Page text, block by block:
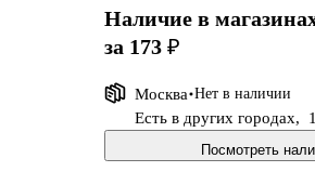
Наличие в
за 173 ₽
Москва Нет в наличии
Есть в других городах,
Посмотреть